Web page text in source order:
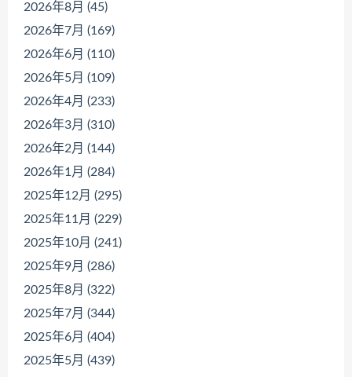
2026年8月 (45)
2026年7月 (169)
2026年6月 (110)
2026年5月 (109)
2026年4月 (233)
2026年3月 (310)
2026年2月 (144)
2026年1月 (284)
2025年12月 (295)
2025年11月 (229)
2025年10月 (241)
2025年9月 (286)
2025年8月 (322)
2025年7月 (344)
2025年6月 (404)
2025年5月 (439)